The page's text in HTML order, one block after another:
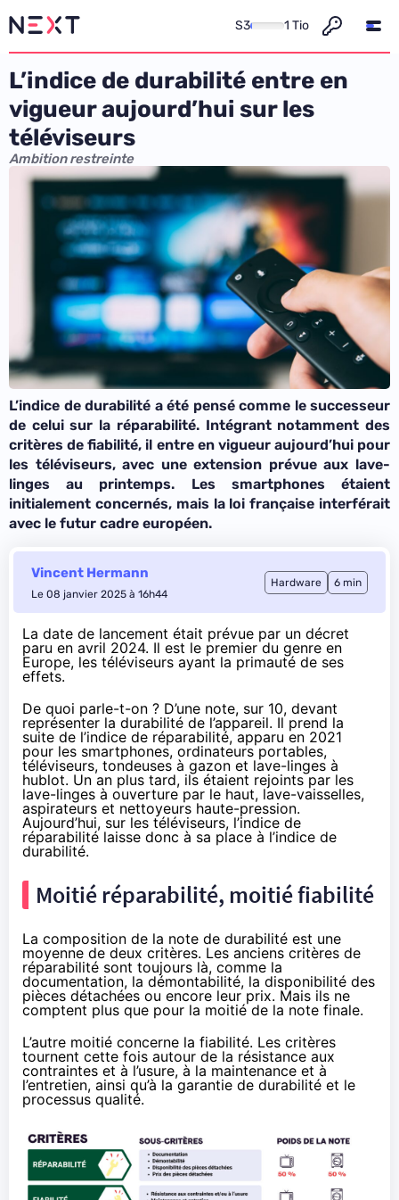
S3 1 Tio
L’indice de durabilité entre en
vigueur aujourd’hui sur les
téléviseurs
Ambition restreinte
L’indice de durabilité a été pensé comme le successeur
de celui sur la réparabilité. Intégrant notamment des
critères de fiabilité, il entre en vigueur aujourd’hui pour
les téléviseurs, avec une extension prévue aux lave-
linges au printemps. Les smartphones étaient
initialement concernés, mais la loi française interférait
avec le futur cadre européen.
Vincent Hermann
Le 08 janvier 2025 à 16h44
Hardware 6 min
La date de lancement était prévue par un décret
paru en avril 2024. Il est le premier du genre en
Europe, les téléviseurs ayant la primauté de ses
effets.
De quoi parle-t-on ? D’une note, sur 10, devant
représenter la durabilité de l’appareil. Il prend la
suite de l’indice de réparabilité, apparu en 2021
pour les smartphones, ordinateurs portables,
téléviseurs, tondeuses à gazon et lave-linges à
hublot. Un an plus tard, ils étaient rejoints par les
lave-linges à ouverture par le haut, lave-vaisselles,
aspirateurs et nettoyeurs haute-pression.
Aujourd’hui, sur les téléviseurs, l’indice de
réparabilité laisse donc à sa place à l’indice de
durabilité.
Moitié réparabilité, moitié fiabilité
La composition de la note de durabilité est une
moyenne de deux critères. Les anciens critères de
réparabilité sont toujours là, comme la
documentation, la démontabilité, la disponibilité des
pièces détachées ou encore leur prix. Mais ils ne
comptent plus que pour la moitié de la note finale.
L’autre moitié concerne la fiabilité. Les critères
tournent cette fois autour de la résistance aux
contraintes et à l’usure, à la maintenance et à
l’entretien, ainsi qu’à la garantie de durabilité et le
processus qualité.